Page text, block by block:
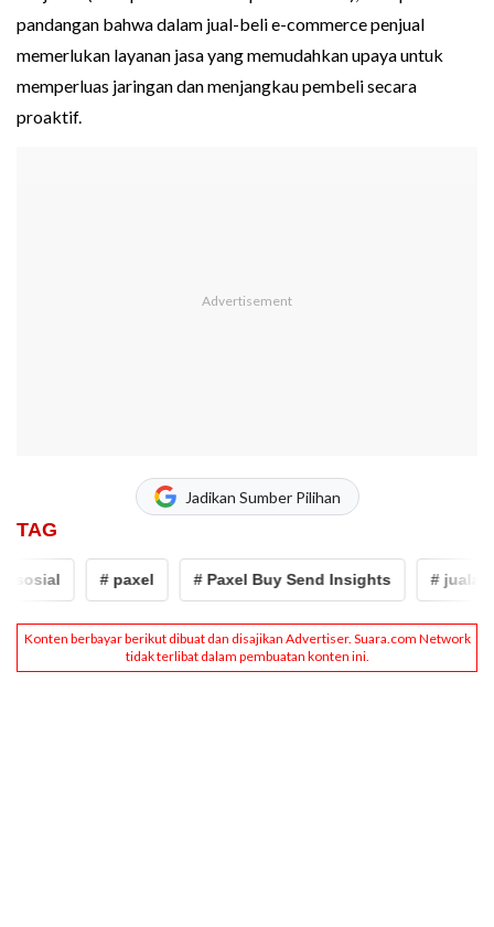
pandangan bahwa dalam jual-beli e-commerce penjual
memerlukan layanan jasa yang memudahkan upaya untuk
memperluas jaringan dan menjangkau pembeli secara
proaktif.
Jadikan Sumber Pilihan
TAG
# paxel # Paxel Buy Send Insights # jualan